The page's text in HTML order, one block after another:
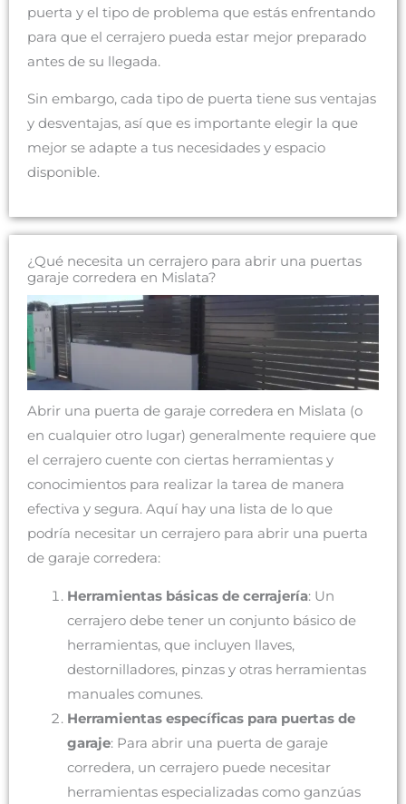
puerta y el tipo de problema que estás enfrentando
para que el cerrajero pueda estar mejor preparado
antes de su llegada.
Sin embargo, cada tipo de puerta tiene sus ventajas
y desventajas, así que es importante elegir la que
mejor se adapte a tus necesidades y espacio
disponible.
¿Qué necesita un cerrajero para abrir una puertas
garaje corredera en Mislata?
Abrir una puerta de garaje corredera en Mislata (o
en cualquier otro lugar) generalmente requiere que
el cerrajero cuente con ciertas herramientas y
conocimientos para realizar la tarea de manera
efectiva y segura. Aquí hay una lista de lo que
podría necesitar un cerrajero para abrir una puerta
de garaje corredera:
Herramientas básicas de cerrajería: Un
cerrajero debe tener un conjunto básico de
herramientas, que incluyen llaves,
destornilladores, pinzas y otras herramientas
manuales comunes.
Herramientas específicas para puertas de
garaje: Para abrir una puerta de garaje
corredera, un cerrajero puede necesitar
herramientas especializadas como ganzúas